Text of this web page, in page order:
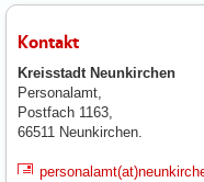
Kontakt
Kreisstadt Neunkirchen
Personalamt,
Postfach 1163,
66511 Neunkirchen.